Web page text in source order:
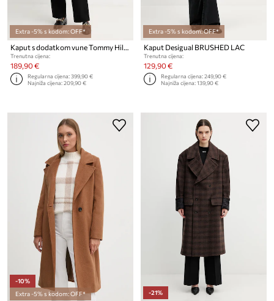
Extra -5% s kodom: OFF*
Trenutna cijena:
189,90 €
Regularna cijena:399,90 €
Najniža cijena:209,90 €
Extra -5% s kodom: OFF*
Kaput Desigual BRUSHED LAC
Trenutna cijena:
129,90 €
Regularna cijena:249,90 €
Najniža cijena:139,90 €
-10%
Extra -5% s kodom: OFF*
-21%